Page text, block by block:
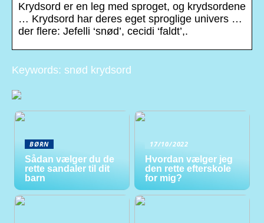
Krydsord er en leg med sproget, og krydsordene
… Krydsord har deres eget sproglige univers …
der flere: Jefelli ‘snød’, cecidi ‘faldt’,.
Keywords: snød krydsord
BØRN
Sådan vælger du de
rette sandaler til dit
barn
17/10/2022
Hvordan vælger jeg
den rette efterskole
for mig?